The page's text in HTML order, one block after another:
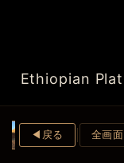
Ethiopian
◀︎戻る 全画面